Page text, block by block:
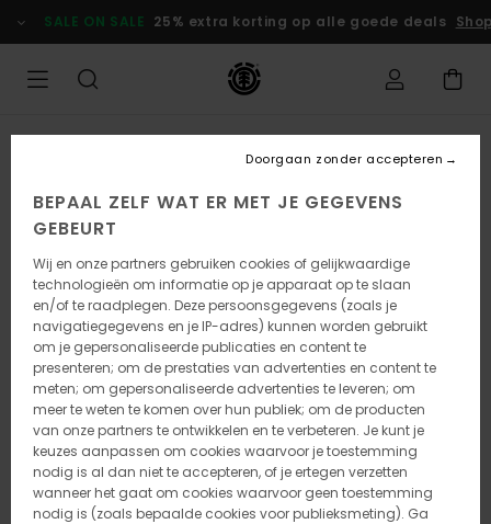
naar
Productinformatie
SALE ON SALE 25% extra korting op alle goede deals
BEPAAL ZELF WAT ER MET JE GEGEVENS
GEBEURT
Wij en onze partners gebruiken cookies of gelijkwaardige
technologieën om informatie op je apparaat op te slaan
en/of te raadplegen. Deze persoonsgegevens (zoals je
navigatiegegevens en je IP-adres) kunnen worden gebruikt
om je gepersonaliseerde publicaties en content te
presenteren; om de prestaties van advertenties en content te
meten; om gepersonaliseerde advertenties te leveren; om
meer te weten te komen over hun publiek; om de producten
van onze partners te ontwikkelen en te verbeteren. Je kunt je
keuzes aanpassen om cookies waarvoor je toestemming
nodig is al dan niet te accepteren, of je ertegen verzetten
wanneer het gaat om cookies waarvoor geen toestemming
nodig is (zoals bepaalde cookies voor publieksmeting). Ga
Doorgaan zonder accepteren